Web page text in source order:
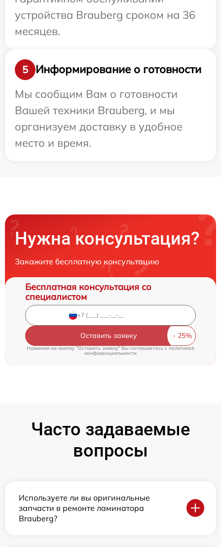
устройства Brauberg сроком на 36
месяцев.
5
Информирование о готовности
Мы сообщим Вам о готовности
Вашей техники Brauberg, и мы
организуем доставку в удобное
место и время.
Нужна консультация?
Закажите бесплатную консультацию
Бесплатная консультация со
специалистом
Оставить заявку
Нажимая на кнопку "Оставить заявку" Вы соглашаетесь cполитикой
конфиденциальности
Часто задаваемые
вопросы
Используете ли вы оригинальные
запчасти в ремонте ламинатора
Brauberg?